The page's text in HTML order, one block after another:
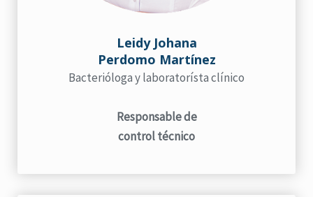
Leidy Johana
Perdomo Martínez
Bacterióloga y laboratorísta clínico
Responsable de
control técnico